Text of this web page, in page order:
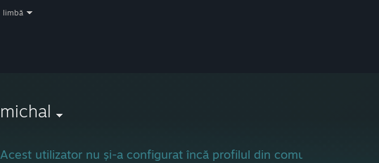
limbă
michal
Acest utilizator nu și-a configurat încă profilul din comunitatea Steam.